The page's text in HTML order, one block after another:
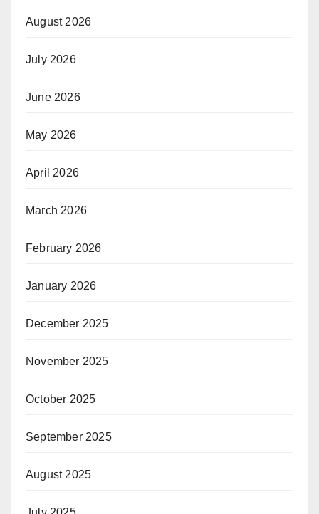
August 2026
July 2026
June 2026
May 2026
April 2026
March 2026
February 2026
January 2026
December 2025
November 2025
October 2025
September 2025
August 2025